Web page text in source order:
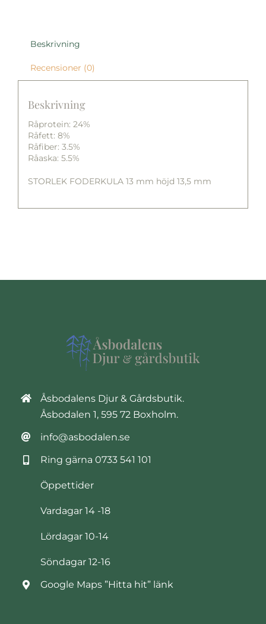
Beskrivning
Recensioner (0)
Beskrivning
Råprotein: 24%
Råfett: 8%
Råfiber: 3.5%
Råaska: 5.5%
STORLEK FODERKULA 13 mm höjd 13,5 mm
Åsbodalens Djur & Gårdsbutik.
Åsbodalen 1, 595 72 Boxholm.
info@asbodalen.se
Ring gärna 0733 541 101
Öppettider
Vardagar 14 -18
Lördagar 10-14
Söndagar 12-16
Google Maps ”Hitta hit” länk